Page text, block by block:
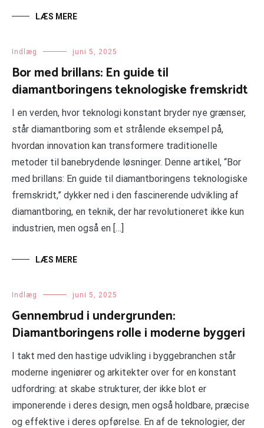
LÆS MERE
Indlæg juni 5, 2025
Bor med brillans: En guide til
diamantboringens teknologiske fremskridt
I en verden, hvor teknologi konstant bryder nye grænser,
står diamantboring som et strålende eksempel på,
hvordan innovation kan transformere traditionelle
metoder til banebrydende løsninger. Denne artikel, “Bor
med brillans: En guide til diamantboringens teknologiske
fremskridt,” dykker ned i den fascinerende udvikling af
diamantboring, en teknik, der har revolutioneret ikke kun
industrien, men også en […]
LÆS MERE
Indlæg juni 5, 2025
Gennembrud i undergrunden:
Diamantboringens rolle i moderne byggeri
I takt med den hastige udvikling i byggebranchen står
moderne ingeniører og arkitekter over for en konstant
udfordring: at skabe strukturer, der ikke blot er
imponerende i deres design, men også holdbare, præcise
og effektive i deres opførelse. En af de teknologier, der